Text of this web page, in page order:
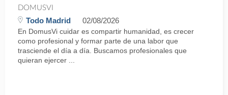
DOMUSVI
Todo Madrid 02/08/2026
En DomusVi cuidar es compartir humanidad, es crecer
como profesional y formar parte de una labor que
trasciende el día a día. Buscamos profesionales que
quieran ejercer ...